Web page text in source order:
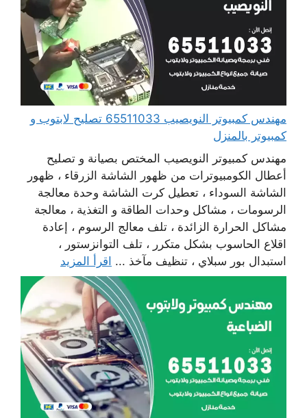
مهندس كمبيوتر النويصيب 65511033 تصليح لابتوب و
كمبيوتر بالمنزل
مهندس كمبيوتر النويصيب المختص بصيانة و تصليح
أعطال الكومبيوترات من ظهور الشاشة الزرقاء ، ظهور
الشاشة السوداء ، تعطيل كرت الشاشة وحدة معالجة
الرسومات ، مشاكل وحدات الطاقة و التغذية ، معالجة
مشاكل الحرارة الزائدة ، تلف معالج الرسوم ، إعادة
اقلاع الحاسوب بشكل متكرر ، تلف التوانزستور ،
استبدال بور سبلاي ، تنظيف مآخذ ... اقرأ المزيد